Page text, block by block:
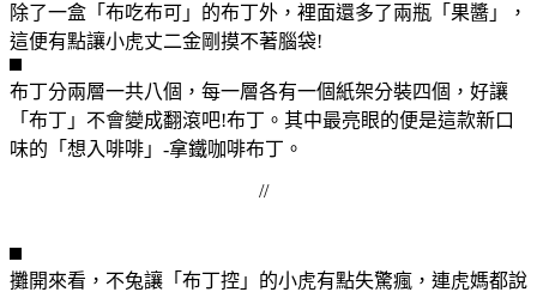
除了一盒「布吃布可」的布丁外，裡面還多了兩瓶「果醬」，
這便有點讓小虎丈二金剛摸不著腦袋!
布丁分兩層一共八個，每一層各有一個紙架分裝四個，好讓
「布丁」不會變成翻滾吧!布丁。其中最亮眼的便是這款新口
味的「想入啡啡」-拿鐵咖啡布丁。
//
攤開來看，不兔讓「布丁控」的小虎有點失驚瘋，連虎媽都說